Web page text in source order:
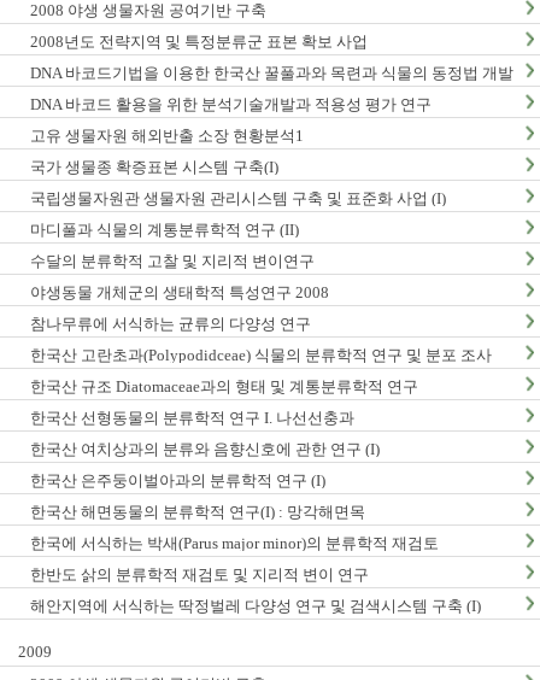
2008 야생 생물자원 공여기반 구축
2008년도 전략지역 및 특정분류군 표본 확보 사업
DNA 바코드기법을 이용한 한국산 꿀풀과와 목련과 식물의 동정법 개발
: I. 꿀풀과
DNA 바코드 활용을 위한 분석기술개발과 적용성 평가 연구
고유 생물자원 해외반출 소장 현황분석1
국가 생물종 확증표본 시스템 구축(I)
국립생물자원관 생물자원 관리시스템 구축 및 표준화 사업 (I)
마디풀과 식물의 계통분류학적 연구 (II)
수달의 분류학적 고찰 및 지리적 변이연구
야생동물 개체군의 생태학적 특성연구 2008
참나무류에 서식하는 균류의 다양성 연구
한국산 고란초과(Polypodidceae) 식물의 분류학적 연구 및 분포 조사
한국산 규조 Diatomaceae과의 형태 및 계통분류학적 연구
한국산 선형동물의 분류학적 연구 I. 나선선충과
한국산 여치상과의 분류와 음향신호에 관한 연구 (I)
한국산 은주둥이벌아과의 분류학적 연구 (I)
한국산 해면동물의 분류학적 연구(I) : 망각해면목
한국에 서식하는 박새(Parus major minor)의 분류학적 재검토
한반도 삵의 분류학적 재검토 및 지리적 변이 연구
해안지역에 서식하는 딱정벌레 다양성 연구 및 검색시스템 구축 (I)
2009